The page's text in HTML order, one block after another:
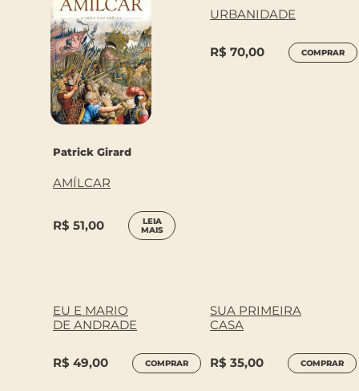
Patrick Girard
AMÍLCAR
R$ 51,00
LEIA
MAIS
URBANIDADE
R$ 70,00 COMPRAR
EU E MARIO
DE ANDRADE
R$ 49,00 COMPRAR
SUA PRIMEIRA
CASA
R$ 35,00 COMPRAR